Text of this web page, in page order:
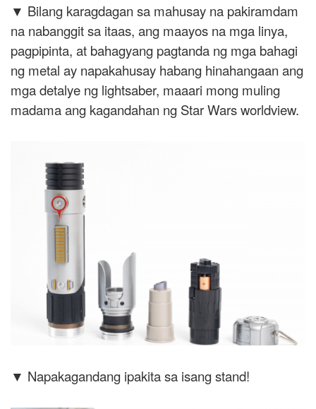
▼ Bilang karagdagan sa mahusay na pakiramdam
na nabanggit sa itaas, ang maayos na mga linya,
pagpipinta, at bahagyang pagtanda ng mga bahagi
ng metal ay napakahusay habang hinahangaan ang
mga detalye ng lightsaber, maaari mong muling
madama ang kagandahan ng Star Wars worldview.
▼ Napakagandang ipakita sa isang stand!